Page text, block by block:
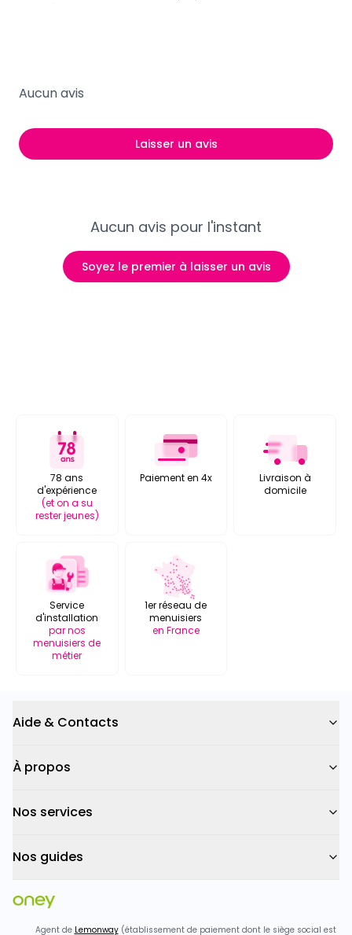
Aucun avis pour l'instant
Soyez le premier à laisser un avis
Aucun avis
Laisser un avis
78 ans
d'expérience
(et on a su
rester jeunes)
Paiement en 4x
Livraison à
domicile
Service
d'installation
par nos
menuisiers de
métier
1er réseau de
menuisiers
en France
Aide & Contacts
À propos
Nos services
Nos guides
Agent de Lemonway(établissement de paiement dont le siège social est